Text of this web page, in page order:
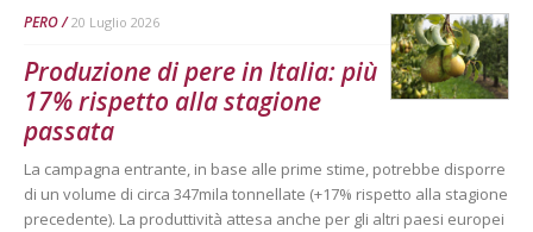
PERO 20 Luglio 2026
Produzione di pere in Italia: più
17% rispetto alla stagione
passata
La campagna entrante, in base alle prime stime, potrebbe disporre
di un volume di circa 347mila tonnellate (+17% rispetto alla stagione
precedente). La produttività attesa anche per gli altri paesi europei